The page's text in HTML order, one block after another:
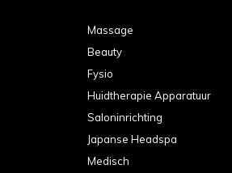
Massage
Beauty
Fysio
Huidtherapie Apparatuur
Saloninrichting
Japanse Headspa
Medisch